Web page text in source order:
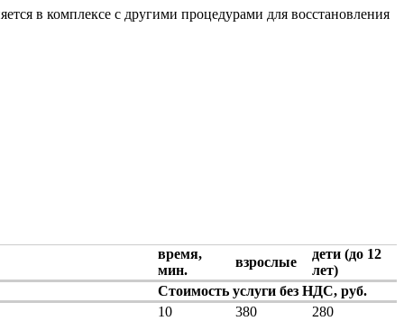
в комплексе с другими процедурами для восстановления
время,
мин.
взрослые
дети (до 12
лет)
Стоимость услуги без НДС, руб.
10
380
280